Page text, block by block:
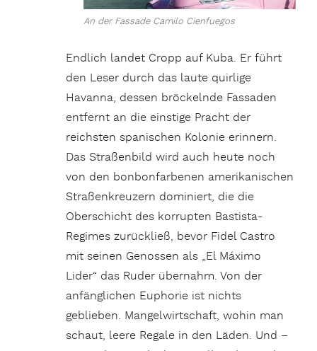
An der Fassade Camilo Cienfuegos
Endlich landet Cropp auf Kuba. Er führt
den Leser durch das laute quirlige
Havanna, dessen bröckelnde Fassaden
entfernt an die einstige Pracht der
reichsten spanischen Kolonie erinnern.
Das Straßenbild wird auch heute noch
von den bonbonfarbenen amerikanischen
Straßenkreuzern dominiert, die die
Oberschicht des korrupten Bastista-
Regimes zurückließ, bevor Fidel Castro
mit seinen Genossen als „El Máximo
Lider“ das Ruder übernahm. Von der
anfänglichen Euphorie ist nichts
geblieben. Mangelwirtschaft, wohin man
schaut, leere Regale in den Läden. Und –